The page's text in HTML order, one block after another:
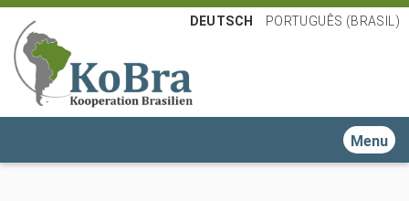
DEUTSCH PORTUGUÊS (BRASIL)
Toggle